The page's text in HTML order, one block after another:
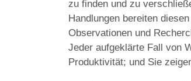
zu finden und zu
Handlungen bereiten
Observationen und
Jeder aufgeklärte Fall von
Produktivität; und Sie